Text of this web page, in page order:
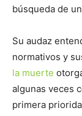
búsqueda de
Su audaz
normativos y
la muerte
algunas veces
primera